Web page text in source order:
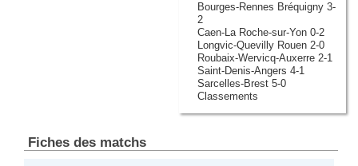
Bourges-Rennes Bréquigny 3-
2
Caen-La Roche-sur-Yon 0-2
Longvic-Quevilly Rouen 2-0
Roubaix-Wervicq-Auxerre 2-1
Saint-Denis-Angers 4-1
Sarcelles-Brest 5-0
Classements
Fiches des matchs